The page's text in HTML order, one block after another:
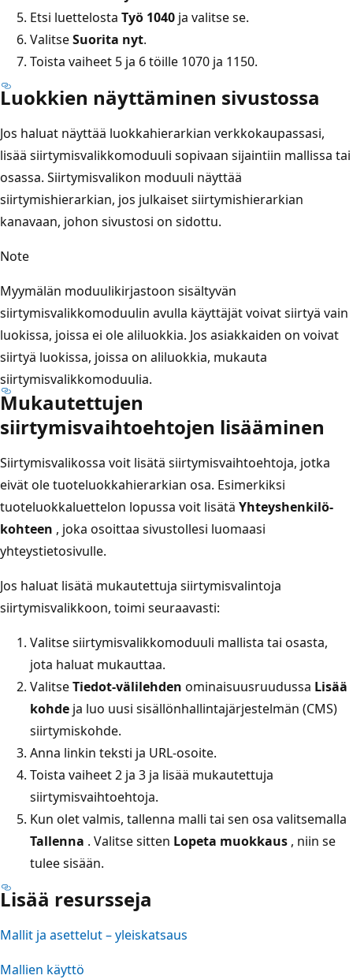
Etsi luettelosta Työ 1040 ja valitse se.
ValitseSuorita nyt.
Toista vaiheet 5 ja 6 töille 1070 ja 1150.
Luokkien näyttäminen sivustossa
Jos haluat näyttää luokkahierarkian verkkokaupassasi,
lisää siirtymisvalikkomoduuli sopivaan sijaintiin mallissa tai
osassa. Siirtymisvalikon moduuli näyttää
siirtymishierarkian, jos julkaiset siirtymishierarkian
kanavaan, johon sivustosi on sidottu.
Note
Myymälän moduulikirjastoon sisältyvän
siirtymisvalikkomoduulin avulla käyttäjät voivat siirtyä vain
luokissa, joissa ei ole aliluokkia. Jos asiakkaiden on voivat
siirtyä luokissa, joissa on aliluokkia, mukauta
siirtymisvalikkomoduulia.
Mukautettujen
siirtymisvaihtoehtojen lisääminen
Siirtymisvalikossa voit lisätä siirtymisvaihtoehtoja, jotka
eivät ole tuoteluokkahierarkian osa. Esimerkiksi
tuoteluokkaluettelon lopussa voit lisätä Yhteyshenkilö-
kohteen , joka osoittaa sivustollesi luomaasi
yhteystietosivulle.
Jos haluat lisätä mukautettuja siirtymisvalintoja
siirtymisvalikkoon, toimi seuraavasti:
Valitse siirtymisvalikkomoduuli mallista tai osasta,
jota haluat mukauttaa.
ValitseTiedot-välilehden ominaisuusruudussa Lisää
kohde ja luo uusi sisällönhallintajärjestelmän (CMS)
siirtymiskohde.
Anna linkin teksti ja URL-osoite.
Toista vaiheet 2 ja 3 ja lisää mukautettuja
siirtymisvaihtoehtoja.
Kun olet valmis, tallenna malli tai sen osa valitsemalla
Tallenna . Valitse sitten Lopeta muokkaus , niin se
tulee sisään.
Lisää resursseja
Mallit ja asettelut – yleiskatsaus
Mallien käyttö